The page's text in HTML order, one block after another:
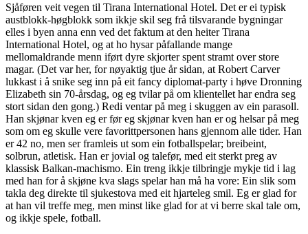
Sjåføren veit vegen til Tirana International Hotel. Det er ei typisk
austblokk-høgblokk som ikkje skil seg frå tilsvarande bygningar
elles i byen anna enn ved det faktum at den heiter Tirana
International Hotel, og at ho hysar påfallande mange
mellomaldrande menn iført dyre skjorter spent stramt over store
magar. (Det var her, for nøyaktig tjue år sidan, at Robert Carver
lukkast i å snike seg inn på eit fancy diplomat-party i høve Dronning
Elizabeth sin 70-årsdag, og eg tvilar på om klientellet har endra seg
stort sidan den gong.) Redi ventar på meg i skuggen av ein parasoll.
Han skjønar kven eg er før eg skjønar kven han er og helsar på meg
som om eg skulle vere favorittpersonen hans gjennom alle tider. Han
er 42 no, men ser framleis ut som ein fotballspelar; breibeint,
solbrun, atletisk. Han er jovial og talefør, med eit sterkt preg av
klassisk Balkan-machismo. Ein treng ikkje tilbringje mykje tid i lag
med han for å skjøne kva slags spelar han må ha vore: Ein slik som
takla deg direkte til sjukestova med eit hjarteleg smil. Eg er glad for
at han vil treffe meg, men minst like glad for at vi berre skal tale om,
og ikkje spele, fotball.